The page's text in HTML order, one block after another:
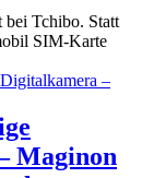
bei Tchibo. Statt
SIM-Karte
Maginon